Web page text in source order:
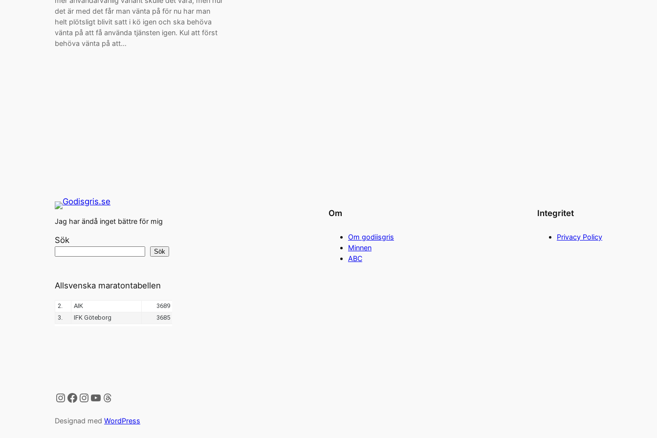
det är med det får man vänta på för nu har man
helt plötsligt blivit satt i kö igen och ska behöva
vänta på att få använda tjänsten igen. Kul att först
behöva vänta på att…
Jag har ändå inget bättre för mig
Sök
Sök
Om
Om godiisgris
Minnen
ABC
Integritet
Privacy Policy
Allsvenska maratontabellen
Instagram
Facebook
Instagram
YouTube
Threads
Designad med WordPress